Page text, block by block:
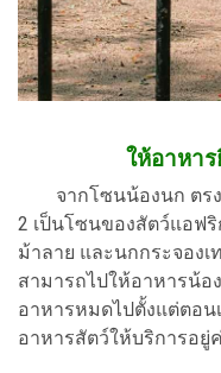
ให้อาหา
จากโซนน้องนก ตรงม
2 เป็นโซนของสัตว์แอฟริ
ม้าลาย และนกกระจอง
สามารถไปให้อาหารน้อ
อาหารหมดไปตั้งแต่ตอน
อาหารสัตว์ให้บริการอยู่